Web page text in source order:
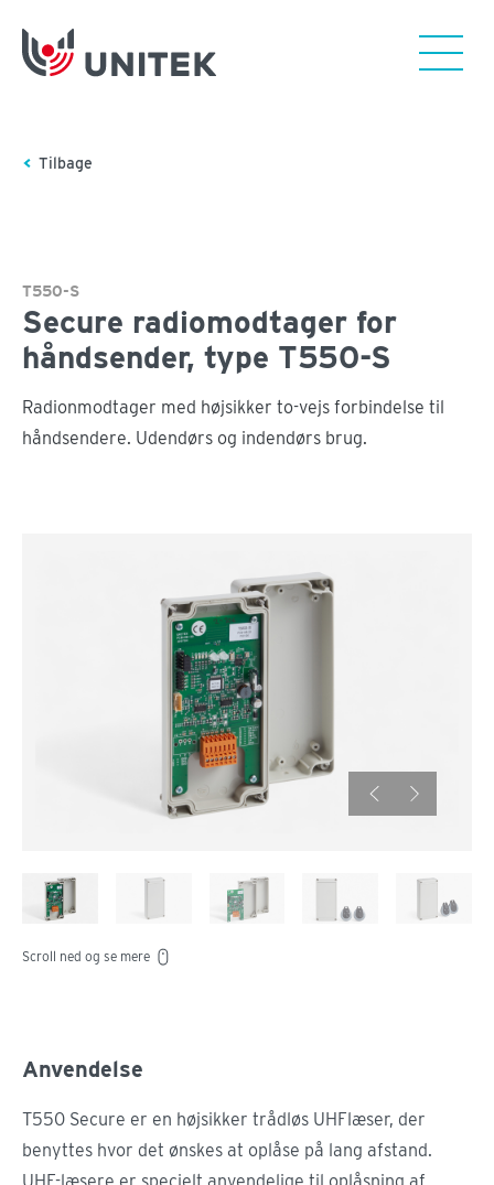
Tilbage
Scroll ned og se mere
Anvendelse
T550 Secure er en højsikker trådløs UHFlæser, der
benyttes hvor det ønskes at oplåse på lang afstand.
T550-S
Secure radiomodtager for
håndsender, type T550-S
Radionmodtager med højsikker to-vejs forbindelse til
håndsendere. Udendørs og indendørs brug.